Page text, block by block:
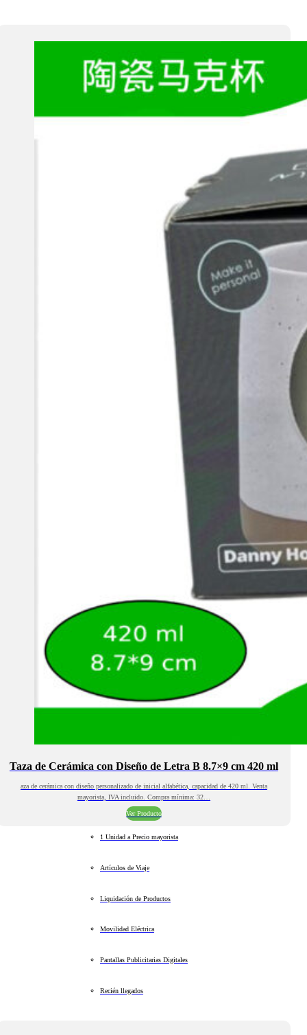
Taza de Cerámica con Diseño de Letra B 8.7×9 cm 420 ml
aza de cerámica con diseño personalizado de inicial alfabética, capacidad de 420 ml. Venta
mayorista, IVA incluido. Compra mínima: 32…
Ver Producto
1 Unidad a Precio mayorista
Artículos de Viaje
Liquidación de Productos
Movilidad Eléctrica
Pantallas Publicitarias Digitales
Recién llegados